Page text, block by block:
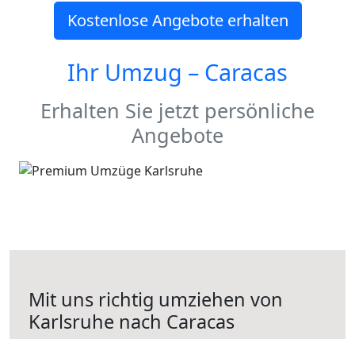
Kostenlose Angebote erhalten
Ihr Umzug – Caracas
Erhalten Sie jetzt persönliche
Angebote
Mit uns richtig umziehen von
Karlsruhe nach Caracas